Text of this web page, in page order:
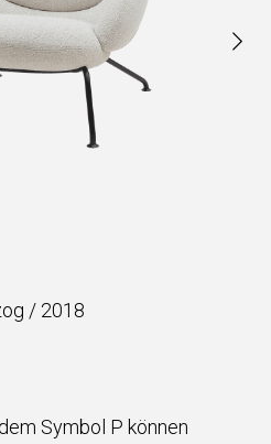
/ 2018
Symbol P können